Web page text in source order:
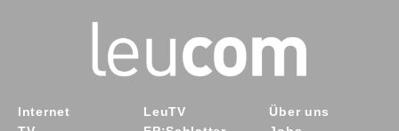
Internet
LeuTV
Über uns